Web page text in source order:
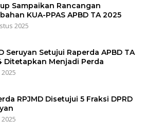
Sampaikan Rancangan
KUA-PPAS APBD TA 2025
2025
Seruyan Setujui Raperda APBD TA
Ditetapkan Menjadi Perda
2025
RPJMD Disetujui 5 Fraksi DPRD
2025